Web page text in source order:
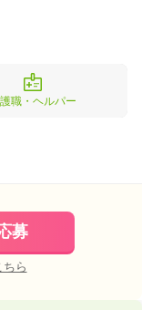
職・ヘルパー
募
ら